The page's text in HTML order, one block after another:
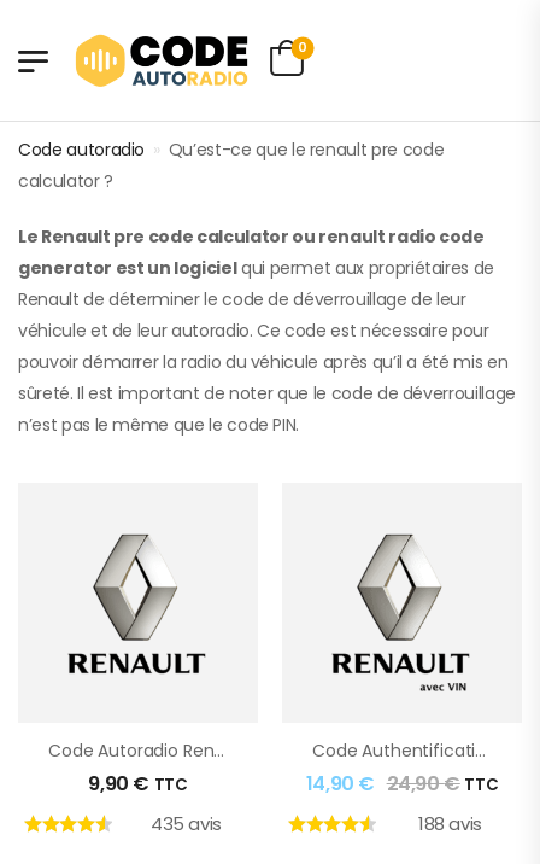
0
Code autoradio » Qu’est-ce que le renault pre code
calculator ?
Le Renault pre code calculator ou renault radio code
generator est un logicielqui permet aux propriétaires de
Renault de déterminer le code de déverrouillage de leur
véhicule et de leur autoradio. Ce code est nécessaire pour
pouvoir démarrer la radio du véhicule après qu’il a été mis en
sûreté. Il est important de noter que le code de déverrouillage
n’est pas le même que le code PIN.
Code Autoradio Renault
9,90 € TTC
435 avis
Code Authentification Renault
14,90 € 24,90€ TTC
188 avis